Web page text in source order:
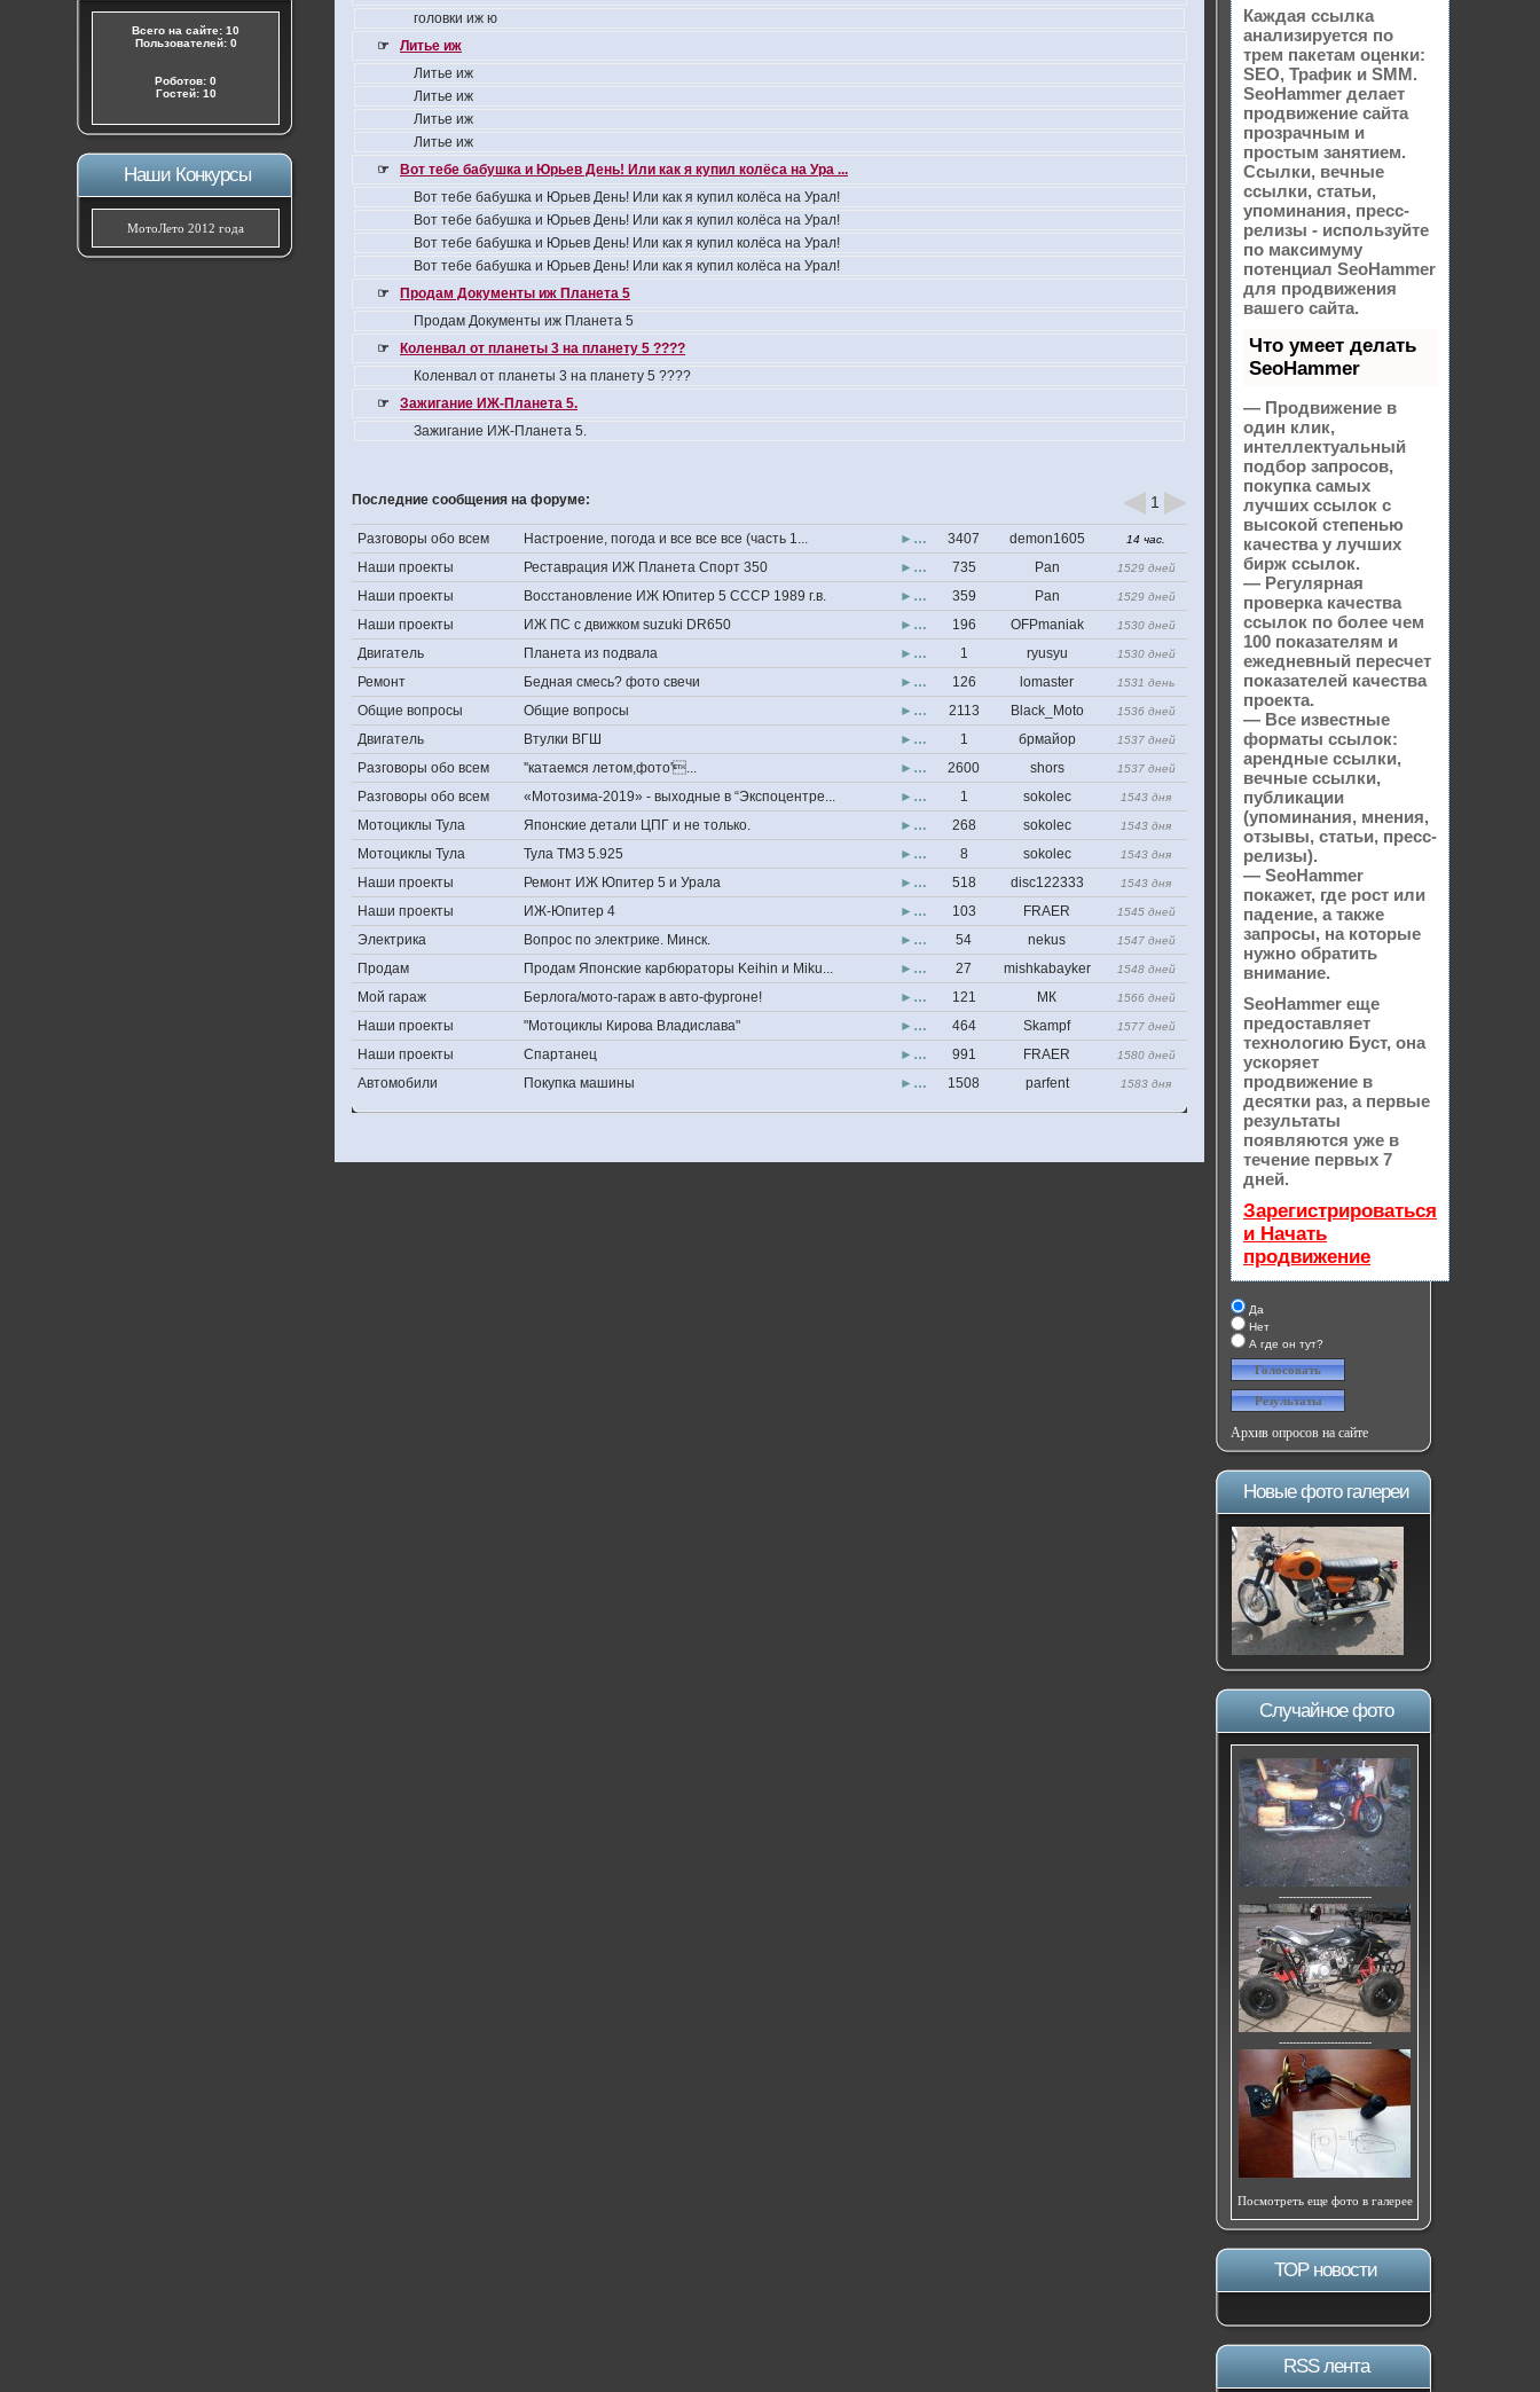
Всего на сайте: 10
Пользователей: 0
Роботов: 0
Гостей: 10
Наши Конкурсы
МотоЛето 2012 года
головки иж ю
☞
Литье иж
Литье иж
Литье иж
Литье иж
Литье иж
☞
Вот тебе бабушка и Юрьев День! Или как я купил колёса на Ура ...
Вот тебе бабушка и Юрьев День! Или как я купил колёса на Урал!
Вот тебе бабушка и Юрьев День! Или как я купил колёса на Урал!
Вот тебе бабушка и Юрьев День! Или как я купил колёса на Урал!
Вот тебе бабушка и Юрьев День! Или как я купил колёса на Урал!
☞
Продам Документы иж Планета 5
Продам Документы иж Планета 5
☞
Коленвал от планеты 3 на планету 5 ????
Коленвал от планеты 3 на планету 5 ????
☞
Зажигание ИЖ-Планета 5.
Зажигание ИЖ-Планета 5.
Последние сообщения на форуме: 1
Разговоры обо всем Настроение, погода и все все все (часть 1... ►… 3407 demon1605 14 час.
Наши проекты Реставрация ИЖ Планета Спорт 350 ►… 735 Pan 1529 дней
Наши проекты Восстановление ИЖ Юпитер 5 СССР 1989 г.в. ►… 359 Pan 1529 дней
Наши проекты ИЖ ПС с движком suzuki DR650 ►… 196 OFPmaniak 1530 дней
Двигатель Планета из подвала ►… 1 ryusyu 1530 дней
Ремонт Бедная смесь? фото свечи ►… 126 lomaster 1531 день
Общие вопросы Общие вопросы ►… 2113 Black_Moto 1536 дней
Двигатель Втулки ВГШ ►… 1 брмайор 1537 дней
Разговоры обо всем ''катаемся летом,фото'... ►… 2600 shors 1537 дней
Разговоры обо всем «Мотозима-2019» - выходные в “Экспоцентре... ►… 1 sokolec 1543 дня
Мотоциклы Тула Японские детали ЦПГ и не только. ►… 268 sokolec 1543 дня
Мотоциклы Тула Тула ТМЗ 5.925 ►… 8 sokolec 1543 дня
Наши проекты Ремонт ИЖ Юпитер 5 и Урала ►… 518 disc122333 1543 дня
Наши проекты ИЖ-Юпитер 4 ►… 103 FRAER 1545 дней
Электрика Вопрос по электрике. Минск. ►… 54 nekus 1547 дней
Продам Продам Японские карбюраторы Keihin и Miku... ►… 27 mishkabayker 1548 дней
Мой гараж Берлога/мото-гараж в авто-фургоне! ►… 121 МК 1566 дней
Наши проекты "Мотоциклы Кирова Владислава" ►… 464 Skampf 1577 дней
Наши проекты Спартанец ►… 991 FRAER 1580 дней
Автомобили Покупка машины ►… 1508 parfent 1583 дня
Каждая ссылка
анализируется по
трем пакетам оценки:
SEO, Трафик и SMM.
SeoHammer делает
продвижение сайта
прозрачным и
простым занятием.
Ссылки, вечные
ссылки, статьи,
упоминания, пресс-
релизы - используйте
по максимуму
потенциал SeoHammer
для продвижения
вашего сайта.
Что умеет делать
SeoHammer
— Продвижение в
один клик,
интеллектуальный
подбор запросов,
покупка самых
лучших ссылок с
высокой степенью
качества у лучших
бирж ссылок.
— Регулярная
проверка качества
ссылок по более чем
100 показателям и
ежедневный пересчет
показателей качества
проекта.
— Все известные
форматы ссылок:
арендные ссылки,
вечные ссылки,
публикации
(упоминания, мнения,
отзывы, статьи, пресс-
релизы).
— SeoHammer
покажет, где рост или
падение, а также
запросы, на которые
нужно обратить
внимание.
SeoHammer еще
предоставляет
технологию Буст, она
ускоряет
продвижение в
десятки раз, а первые
результаты
появляются уже в
течение первых 7
дней.
Зарегистрироваться
и Начать
продвижение
Да
Нет
А где он тут?
Архив опросов на сайте
Новые фото галереи
Случайное фото
---------------------------
---------------------------
Посмотреть еще фото в галерее
ТОР новости
RSS лента